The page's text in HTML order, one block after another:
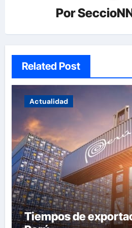
Por
Related Post
Actualidad
Tiempos de